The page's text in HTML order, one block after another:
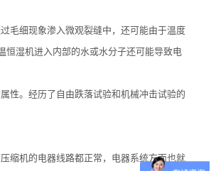
毛细现象渗入微观裂缝中，还可能由于温度
恒湿机进入内部的水或水分子还可能导致电
性。经历了自由跌落试验和机械冲击试验的
缩机的电器线路都正常，电器系统方面也就